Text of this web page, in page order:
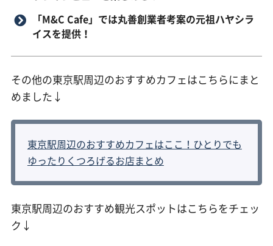
「M&C Cafe」では丸善創業者考案の元祖ハヤシラ
イスを提供！
その他の東京駅周辺のおすすめカフェはこちらにまと
めました↓
東京駅周辺のおすすめカフェはここ！ひとりでも
ゆったりくつろげるお店まとめ
東京駅周辺のおすすめ観光スポットはこちらをチェッ
ク↓